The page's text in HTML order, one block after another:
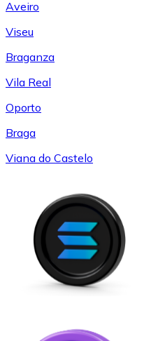
Aveiro
Viseu
Braganza
Vila Real
Oporto
Braga
Viana do Castelo